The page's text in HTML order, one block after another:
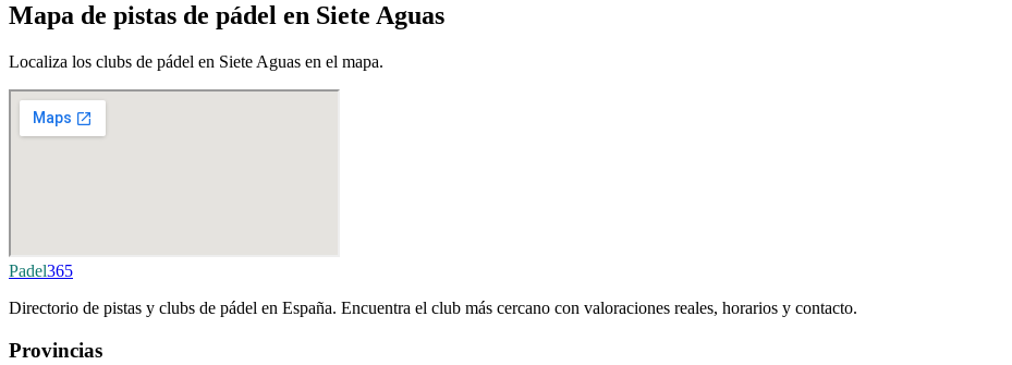
Mapa de pistas de pádel en Siete Aguas
Localiza los clubs de pádel en Siete Aguas en el mapa.
Padel365
Directorio de pistas y clubs de pádel en España. Encuentra el club más cercano con valoraciones reales, horarios y contacto.
Provincias